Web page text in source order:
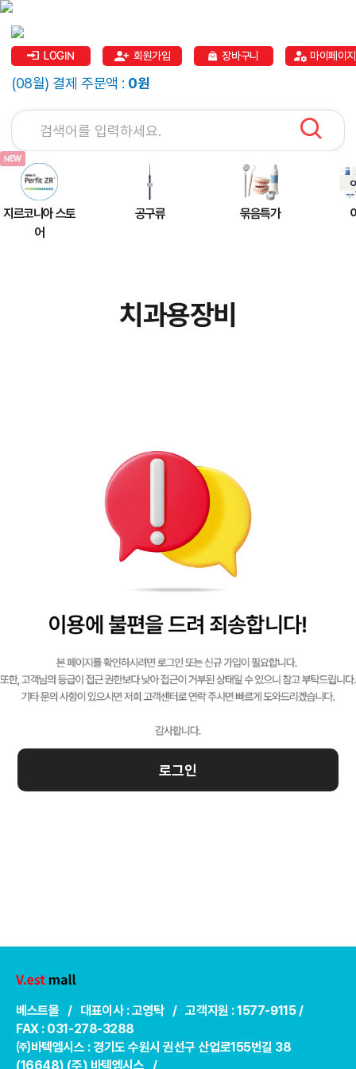
LOGIN 회원가입 장바구니 마이페이지
(08월) 결제 주문액 : 0원
지르코니아 스토
어
공구류 묶음특가
치과용장비
로그인
베스트몰 / 대표이사 : 고영탁 / 고객지원 : 1577-9115 /
FAX : 031-278-3288
㈜바텍엠시스 : 경기도 수원시 권선구 산업로155번길 38
(16648) (주) 바텍엠시스 /